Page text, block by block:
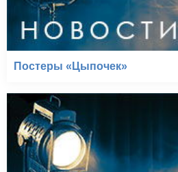
Постеры «Цыпочек»